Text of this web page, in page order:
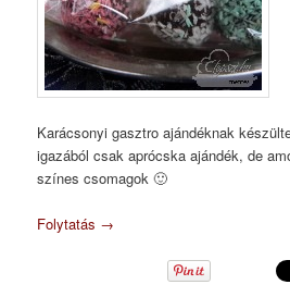
Karácsonyi gasztro ajándéknak
igazából csak aprócska ajándék, de
színes csomagok 🙂
Folytatás →